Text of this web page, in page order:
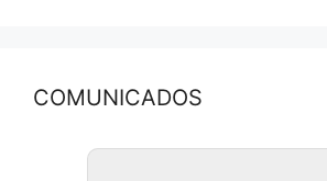
COMUNICADOS